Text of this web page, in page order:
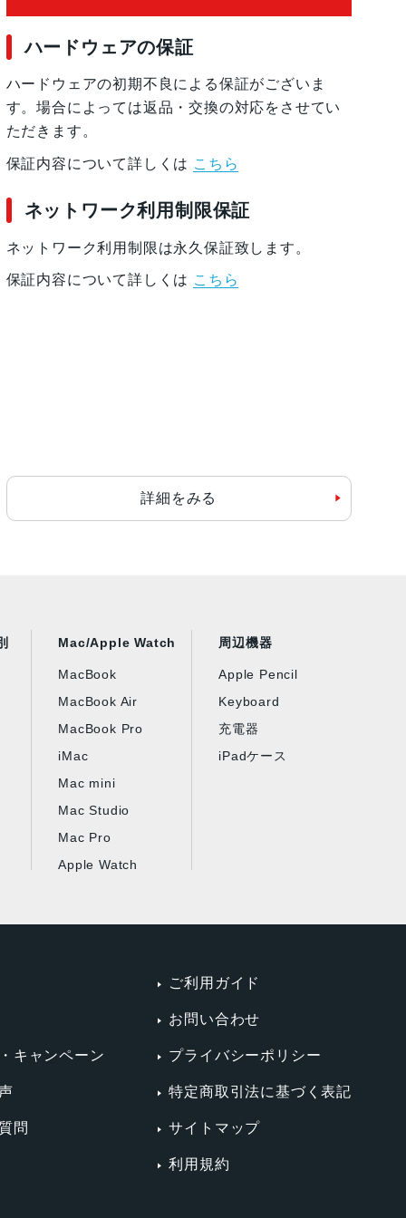
ハードウェアの保証
ハードウェアの初期不良による保証がございま
す。場合によっては返品・交換の対応をさせてい
ただきます。
保証内容について詳しくは こちら
ネットワーク利用制限保証
ネットワーク利用制限は永久保証致します。
保証内容について詳しくは こちら
詳細をみる
Mac/Apple Watch
MacBook
MacBook Air
MacBook Pro
iMac
Mac mini
Mac Studio
Mac Pro
Apple Watch
周辺機器
Apple Pencil
Keyboard
充電器
iPadケース
キャンペーン
問
ご利用ガイド
お問い合わせ
プライバシーポリシー
特定商取引法に基づく表記
サイトマップ
利用規約